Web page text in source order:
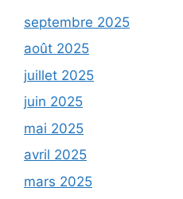
septembre 2025
août 2025
juillet 2025
juin 2025
mai 2025
avril 2025
mars 2025